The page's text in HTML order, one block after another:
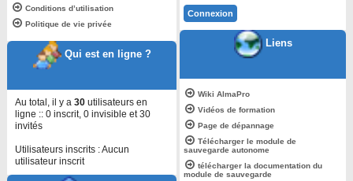
Conditions d’utilisation
Politique de vie privée
Qui est en ligne ?
Au total, il y a 30 utilisateurs en
ligne :: 0 inscrit, 0 invisible et 30
invités
Utilisateurs inscrits : Aucun
utilisateur inscrit
Liens
Wiki AlmaPro
Vidéos de formation
Page de dépannage
Télécharger le module de
sauvegarde autonome
télécharger la documentation du
module de sauvegarde